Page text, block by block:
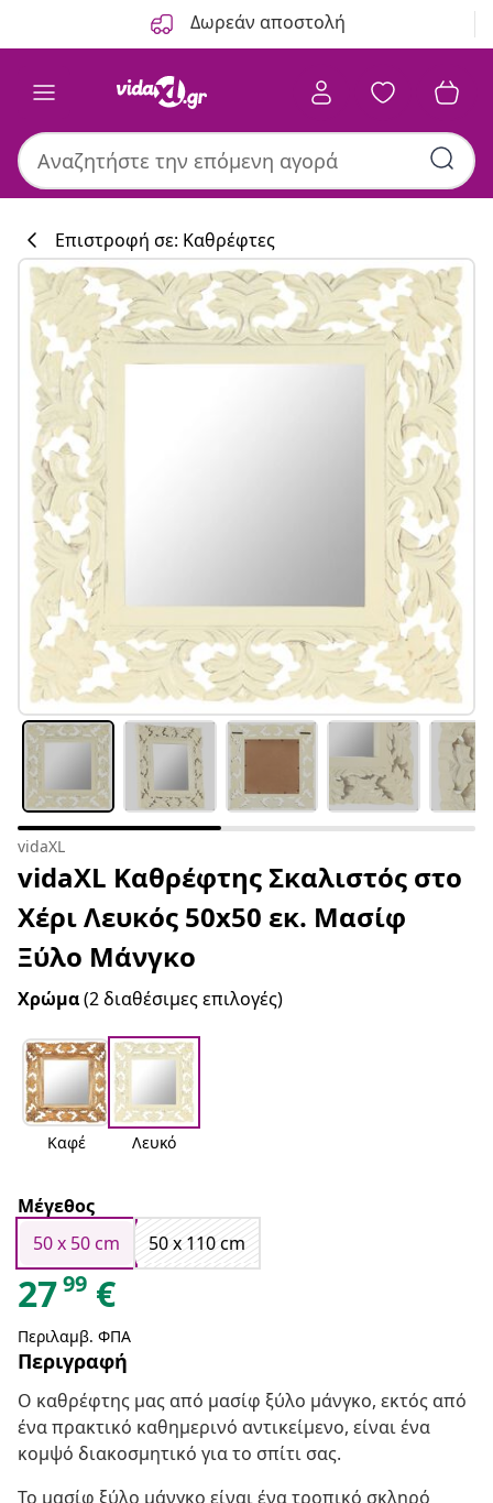
Δωρεάν αποστολή
Συλλογή
Επιστροφή σε: Καθρέφτες
vidaXL
vidaXL Καθρέφτης Σκαλιστός στο
Χέρι Λευκός 50x50 εκ. Μασίφ
Ξύλο Μάνγκο
Χρώμα(2 διαθέσιμες επιλογές)
Καφέ Λευκό
Μέγεθος
50 x 50 cm
50 x 110 cm
2799 €
Περιλαμβ. ΦΠΑ
Περιγραφή
Ο καθρέφτης μας από μασίφ ξύλο μάνγκο, εκτός από
ένα πρακτικό καθημερινό αντικείμενο, είναι ένα
κομψό διακοσμητικό για το σπίτι σας.
Το μασίφ ξύλο μάνγκο είναι ένα τροπικό σκληρό